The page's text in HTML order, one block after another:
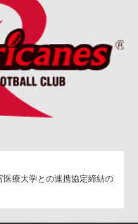
医療大学との連携協定締結の